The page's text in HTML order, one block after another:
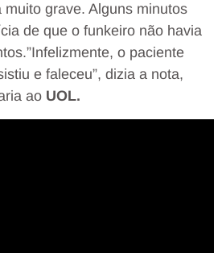
grave. Alguns minutos
de que o funkeiro não havia
o paciente
e faleceu”, dizia a nota,
ao UOL.